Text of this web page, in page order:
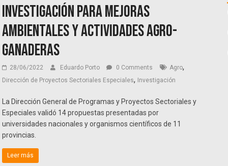
investigación para mejoras
ambientales y actividades agro-
ganaderas
28/06/2022 Eduardo Porto 0 Comments Agro,
Dirección de Proyectos Sectoriales Especiales, Investigación
La Dirección General de Programas y Proyectos Sectoriales y
Especiales validó 14 propuestas presentadas por
universidades nacionales y organismos científicos de 11
provincias.
Leer más